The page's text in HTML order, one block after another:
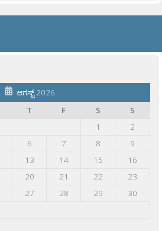
ಆಗಸ್ಟ್ 2026
T F S
S
1
2
6 7 8
9
13 14 15
16
20 21 22
23
27 28 29
30